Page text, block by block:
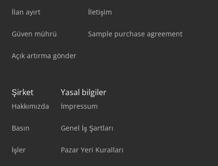
İlan ayırt
Güven mührü
Açık artırma gönder
İletişim
Sample purchase agreement
Şirket
Hakkımızda
Basın
İşler
Yasal bilgiler
İmpressum
Genel İş Şartları
Pazar Yeri Kuralları